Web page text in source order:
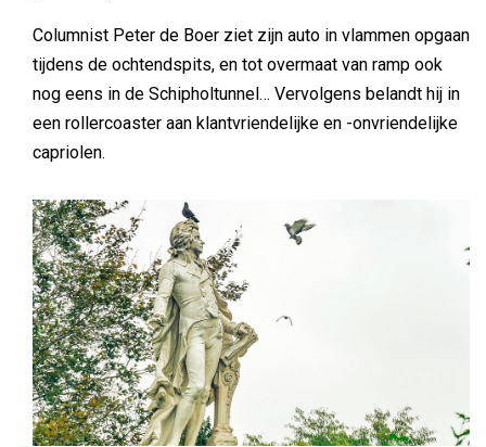
Columnist Peter de Boer ziet zijn auto in vlammen opgaan
tijdens de ochtendspits, en tot overmaat van ramp ook
nog eens in de Schipholtunnel… Vervolgens belandt hij in
een rollercoaster aan klantvriendelijke en -onvriendelijke
capriolen.